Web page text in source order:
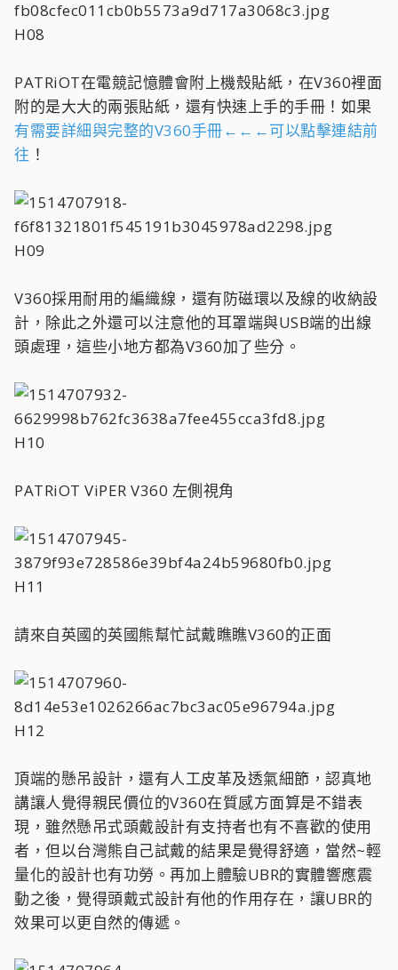
H08
PATRiOT在電競記憶體會附上機殼貼紙，在V360裡面
附的是大大的兩張貼紙，還有快速上手的手冊！如果
有需要詳細與完整的V360手冊←←←可以點擊連結前
往 ！
H09
V360採用耐用的編織線，還有防磁環以及線的收納設
計，除此之外還可以注意他的耳罩端與USB端的出線
頭處理，這些小地方都為V360加了些分。
H10
PATRiOT ViPER V360 左側視角
H11
請來自英國的英國熊幫忙試戴瞧瞧V360的正面
H12
頂端的懸吊設計，還有人工皮革及透氣細節，認真地
講讓人覺得親民價位的V360在質感方面算是不錯表
現，雖然懸吊式頭戴設計有支持者也有不喜歡的使用
者，但以台灣熊自己試戴的結果是覺得舒適，當然~輕
量化的設計也有功勞。再加上體驗UBR的實體響應震
動之後，覺得頭戴式設計有他的作用存在，讓UBR的
效果可以更自然的傳遞。